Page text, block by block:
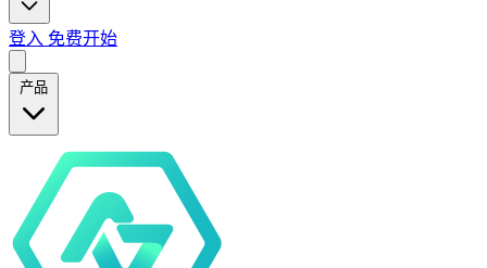
登入 免费开始
产品